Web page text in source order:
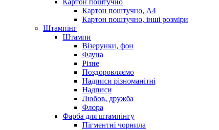
Картон поштучно, А4
Картон поштучно, інші розміри
Штампінг
Штампи
Візерунки, фон
Фауна
Різне
Поздоровляємо
Надписи різноманітні
Надписи
Любов, дружба
Флора
Фарба для штампінгу
Пігментні чорнила